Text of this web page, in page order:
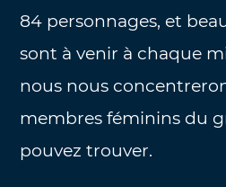
84 personnages, et
sont à venir à chaque
nous nous
membres féminins du
pouvez trouver.